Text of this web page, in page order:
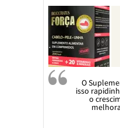
O
isso
o